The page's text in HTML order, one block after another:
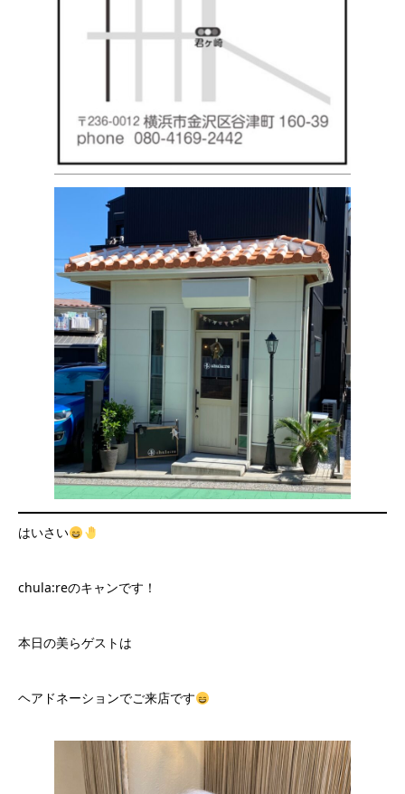
はいさい
chula:reのキャンです！
本日の美らゲストは
ヘアドネーションでご来店です